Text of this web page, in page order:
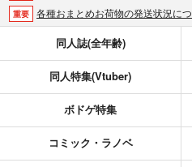
重要 各種おまとめお荷物の発送状況に
おまとめサイクル「定期便(月2)」一般会員
重要 「とらのあな×駿河屋日本橋乙女同人誌館」通販店頭受取サ
【2025/12/1より】「通販ポイント⇒とらコイン変換
個人情報保護方針の改定について（
重要 ポイント付与・管理体制改定のお
同人誌(全年齢)
同人特集(Vtuber)
ボドゲ特集
コミック・ラノベ